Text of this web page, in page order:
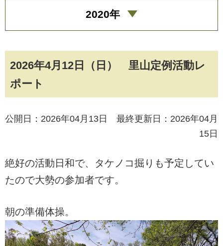
2026年4月12日（日） 里山定例活動レ
ポート
公開日：2026年04月13日 最終更新日：2026年04月
15日
絶好の活動日和で、タケノコ掘りも予定してい
たので大勢の参加者です。
朝の準備体操。
2020年